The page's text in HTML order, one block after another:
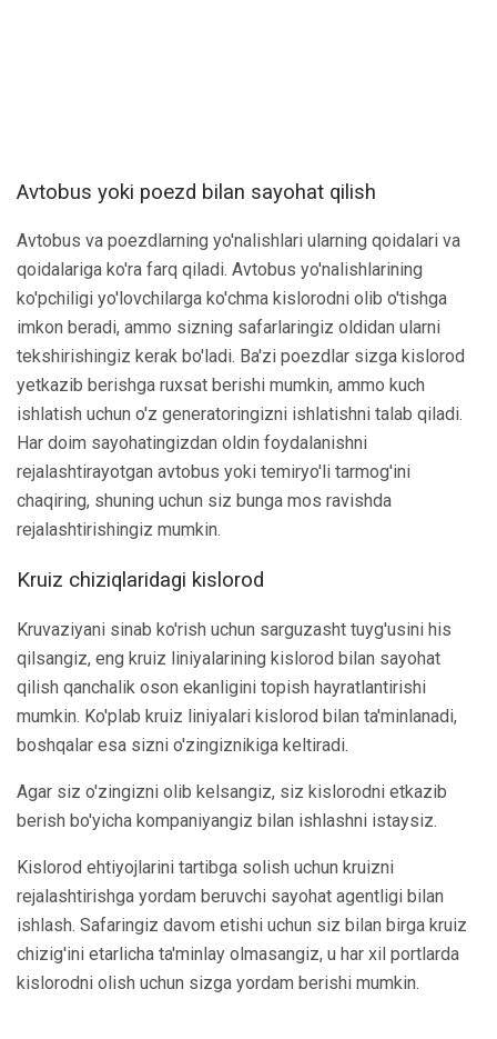
Avtobus yoki poezd bilan sayohat qilish
Avtobus va poezdlarning yo'nalishlari ularning qoidalari va
qoidalariga ko'ra farq qiladi. Avtobus yo'nalishlarining
ko'pchiligi yo'lovchilarga ko'chma kislorodni olib o'tishga
imkon beradi, ammo sizning safarlaringiz oldidan ularni
tekshirishingiz kerak bo'ladi. Ba'zi poezdlar sizga kislorod
yetkazib berishga ruxsat berishi mumkin, ammo kuch
ishlatish uchun o'z generatoringizni ishlatishni talab qiladi.
Har doim sayohatingizdan oldin foydalanishni
rejalashtirayotgan avtobus yoki temiryo'li tarmog'ini
chaqiring, shuning uchun siz bunga mos ravishda
rejalashtirishingiz mumkin.
Kruiz chiziqlaridagi kislorod
Kruvaziyani sinab ko'rish uchun sarguzasht tuyg'usini his
qilsangiz, eng kruiz liniyalarining kislorod bilan sayohat
qilish qanchalik oson ekanligini topish hayratlantirishi
mumkin. Ko'plab kruiz liniyalari kislorod bilan ta'minlanadi,
boshqalar esa sizni o'zingiznikiga keltiradi.
Agar siz o'zingizni olib kelsangiz, siz kislorodni etkazib
berish bo'yicha kompaniyangiz bilan ishlashni istaysiz.
Kislorod ehtiyojlarini tartibga solish uchun kruizni
rejalashtirishga yordam beruvchi sayohat agentligi bilan
ishlash. Safaringiz davom etishi uchun siz bilan birga kruiz
chizig'ini etarlicha ta'minlay olmasangiz, u har xil portlarda
kislorodni olish uchun sizga yordam berishi mumkin.